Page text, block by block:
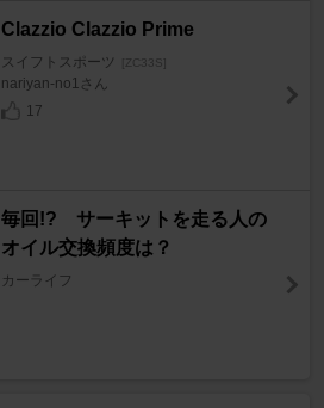
Clazzio Clazzio Prime
スイフトスポーツ [ZC33S]
nariyan-no1さん
17
毎回!? サーキットを走る人の
オイル交換頻度は？
カーライフ